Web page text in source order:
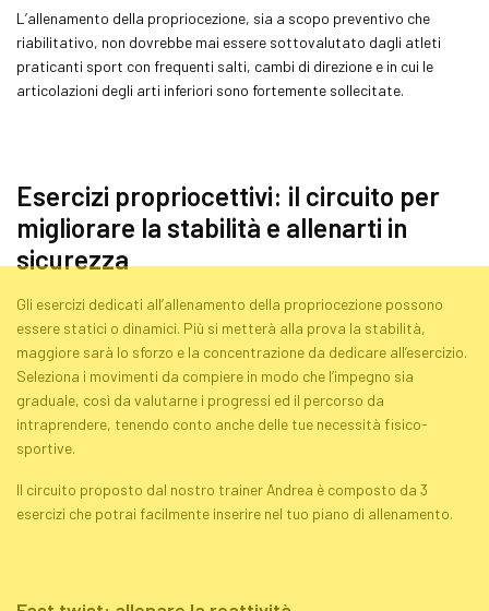
L’allenamento della propriocezione, sia a scopo preventivo che
riabilitativo, non dovrebbe mai essere sottovalutato dagli atleti
praticanti sport con frequenti salti, cambi di direzione e in cui le
articolazioni degli arti inferiori sono fortemente sollecitate.
Esercizi propriocettivi: il circuito per
migliorare la stabilità e allenarti in
sicurezza
Gli esercizi dedicati all’allenamento della propriocezione possono
essere statici o dinamici. Più si metterà alla prova la stabilità,
maggiore sarà lo sforzo e la concentrazione da dedicare all’esercizio.
Seleziona i movimenti da compiere in modo che l’impegno sia
graduale, così da valutarne i progressi ed il percorso da
intraprendere, tenendo conto anche delle tue necessità fisico-
sportive.
Il circuito proposto dal nostro trainer Andrea è composto da 3
esercizi che potrai facilmente inserire nel tuo piano di allenamento.